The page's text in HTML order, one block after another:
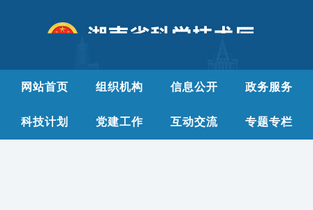
网站首页 组织机构 信息公开 政务服务
科技计划 党建工作 互动交流 专题专栏